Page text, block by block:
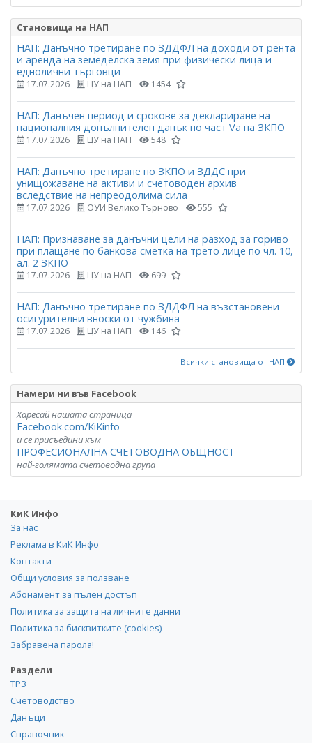
Становища на НАП
НАП: Данъчно третиране по ЗДДФЛ на доходи от рента
и аренда на земеделска земя при физически лица и
еднолични търговци
17.07.2026 ЦУ на НАП 1454
НАП: Данъчен период и срокове за деклариране на
националния допълнителен данък по част Vа на ЗКПО
17.07.2026 ЦУ на НАП 548
НАП: Данъчно третиране по ЗКПО и ЗДДС при
унищожаване на активи и счетоводен архив
вследствие на непреодолима сила
17.07.2026 ОУИ Велико Търново 555
НАП: Признаване за данъчни цели на разход за гориво
при плащане по банкова сметка на трето лице по чл. 10,
ал. 2 ЗКПО
17.07.2026 ЦУ на НАП 699
НАП: Данъчно третиране по ЗДДФЛ на възстановени
осигурителни вноски от чужбина
17.07.2026 ЦУ на НАП 146
Всички становища от НАП
Намери ни във Facebook
Харесай нашата страница
Facebook.com/KiKinfo
и се присъедини към
ПРОФЕСИОНАЛНА СЧЕТОВОДНА ОБЩНОСТ
най-голямата счетоводна група
КиК Инфо
За нас
Реклама в КиК Инфо
Контакти
Общи условия за ползване
Абонамент за пълен достъп
Политика за защита на личните данни
Политика за бисквитките (cookies)
Забравена парола!
Раздели
ТРЗ
Счетоводство
Данъци
Справочник